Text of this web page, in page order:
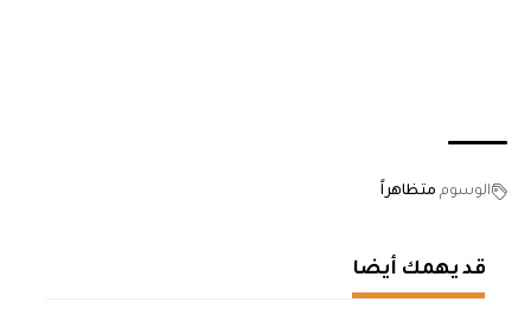
الوسوم متظاهراً
قد يهمك أيضا